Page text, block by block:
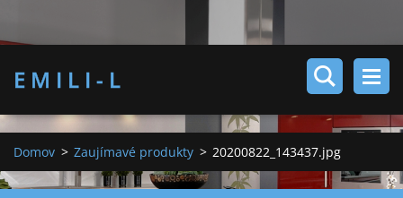
E M I L I - L
Domov > Zaujímavé produkty > 20200822_143437.jpg